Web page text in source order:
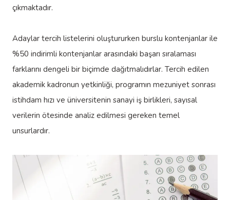
çıkmaktadır.
Adaylar tercih listelerini oluştururken burslu kontenjanlar ile
%50 indirimli kontenjanlar arasındaki başarı sıralaması
farklarını dengeli bir biçimde dağıtmalıdırlar. Tercih edilen
akademik kadronun yetkinliği, programın mezuniyet sonrası
istihdam hızı ve üniversitenin sanayi iş birlikleri, sayısal
verilerin ötesinde analiz edilmesi gereken temel
unsurlardır.